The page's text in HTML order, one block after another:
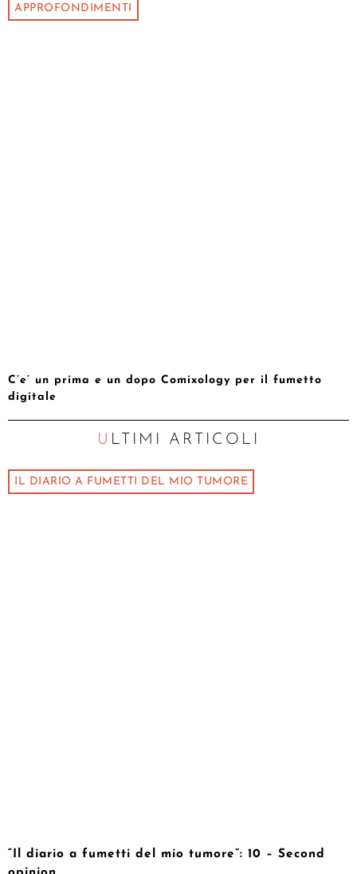
APPROFONDIMENTI
C’e’ un prima e un dopo Comixology per il fumetto
digitale
ULTIMI ARTICOLI
IL DIARIO A FUMETTI DEL MIO TUMORE
“Il diario a fumetti del mio tumore”: 10 – Second